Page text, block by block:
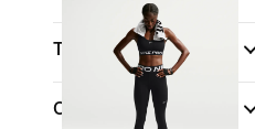
Taglia/Misura
Colore